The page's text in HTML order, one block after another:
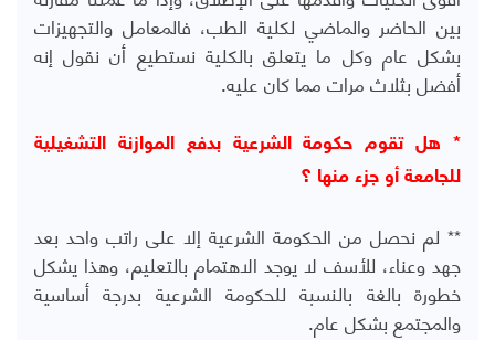
بين الحاضر والماضي لكلية الطب، فالمعامل والتجهيزات
بشكل عام وكل ما يتعلق بالكلية نستطيع أن نقول إنه
أفضل بثلاث مرات مما كان عليه.
* هل تقوم حكومة الشرعية بدفع الموازنة التشغيلية
للجامعة أو جزء منها ؟
** لم نحصل من الحكومة الشرعية إلا على راتب واحد بعد
جهد وعناء، للأسف لا يوجد الاهتمام بالتعليم، وهذا يشكل
خطورة بالغة بالنسبة للحكومة الشرعية بدرجة أساسية
والمجتمع بشكل عام.